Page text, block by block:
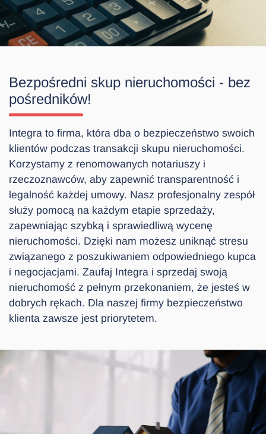
Bezpośredni skup nieruchomości - bez
pośredników!
Integra to firma, która dba o bezpieczeństwo swoich
klientów podczas transakcji skupu nieruchomości.
Korzystamy z renomowanych notariuszy i
rzeczoznawców, aby zapewnić transparentność i
legalność każdej umowy. Nasz profesjonalny zespół
służy pomocą na każdym etapie sprzedaży,
zapewniając szybką i sprawiedliwą wycenę
nieruchomości. Dzięki nam możesz uniknąć stresu
związanego z poszukiwaniem odpowiedniego kupca
i negocjacjami. Zaufaj Integra i sprzedaj swoją
nieruchomość z pełnym przekonaniem, że jesteś w
dobrych rękach. Dla naszej firmy bezpieczeństwo
klienta zawsze jest priorytetem.